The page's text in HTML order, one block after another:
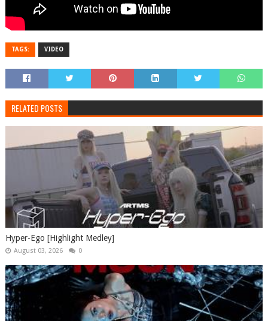
TAGS: VIDEO
RELATED POSTS
Hyper-Ego [Highlight Medley]
August 03, 2026 0